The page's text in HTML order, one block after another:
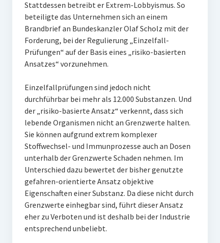
Stattdessen betreibt er Extrem-Lobbyismus. So
beteiligte das Unternehmen sich an einem
Brandbrief an Bundeskanzler Olaf Scholz mit der
Forderung, bei der Regulierung „Einzelfall-
Prüfungen“ auf der Basis eines „risiko-basierten
Ansatzes“ vorzunehmen.
Einzelfallprüfungen sind jedoch nicht
durchführbar bei mehr als 12.000 Substanzen. Und
der „risiko-basierte Ansatz“ verkennt, dass sich
lebende Organismen nicht an Grenzwerte halten.
Sie können aufgrund extrem komplexer
Stoffwechsel- und Immunprozesse auch an Dosen
unterhalb der Grenzwerte Schaden nehmen. Im
Unterschied dazu bewertet der bisher genutzte
gefahren-orientierte Ansatz objektive
Eigenschaften einer Substanz. Da diese nicht durch
Grenzwerte einhegbar sind, führt dieser Ansatz
eher zu Verboten und ist deshalb bei der Industrie
entsprechend unbeliebt.